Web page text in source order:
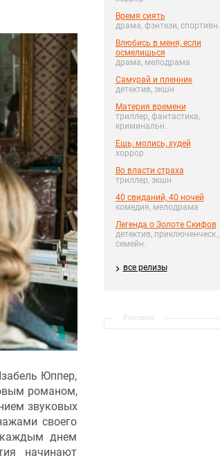
Время сиять
драма, фэнтези, спортивн.
Влюбись в меня, если
осмелишься
драма, мелодрама
Самурай и пленник
детектив, экшн
Материя времени
триллер, фантастика,
криминальн.
Ешь, молись, худей
хоррор
Во власти страха
триллер, экшн
40 свиданий, 40 ночей
комедия, мелодрама
Легенда о Золоте Скифов
детектив, приключенческ.,
семейн.
все релизы
Реклама
Юппер,
романом,
звуковых
своего
каждым днем
начинают